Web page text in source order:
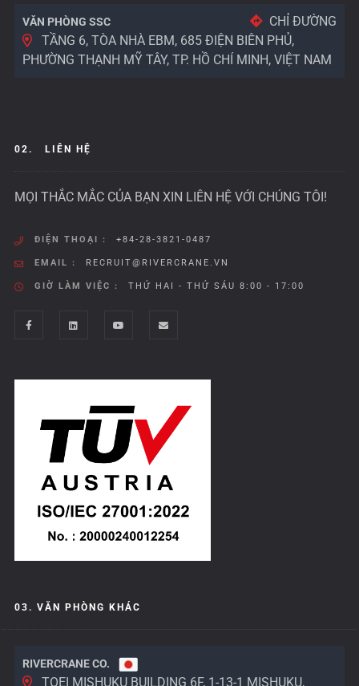
VĂN PHÒNG SSC
CHỈ ĐƯỜNG
TẦNG 6, TÒA NHÀ EBM, 685 ĐIỆN BIÊN PHỦ,
PHƯỜNG THẠNH MỸ TÂY, TP. HỒ CHÍ MINH, VIỆT NAM
02. LIÊN HỆ
MỌI THẮC MẮC CỦA BẠN XIN LIÊN HỆ VỚI CHÚNG TÔI!
ĐIỆN THOẠI : +84-28-3821-0487
EMAIL : RECRUIT@RIVERCRANE.VN
GIỜ LÀM VIỆC : THỨ HAI - THỨ SÁU 8:00 - 17:00
03. VĂN PHÒNG KHÁC
RIVERCRANE CO.
TOEI MISHUKU BUILDING 6F, 1-13-1 MISHUKU,